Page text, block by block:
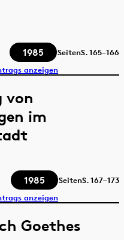
1985 SeitenS.165–166
anzeigen
von
im
1985 SeitenS.167–173
anzeigen
Goethes